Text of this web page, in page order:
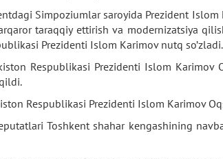
Simpoziumlar saroyida Prezident
taraqqiy ettirish va modernizatsiya
Prezidenti Islom Karimov nutq so’zladi.
Respublikasi Prezidenti Islom
Respublikasi Prezidenti Islom Karimov
Toshkent shahar kengashining